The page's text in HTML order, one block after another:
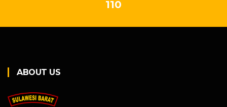
110
ABOUT US